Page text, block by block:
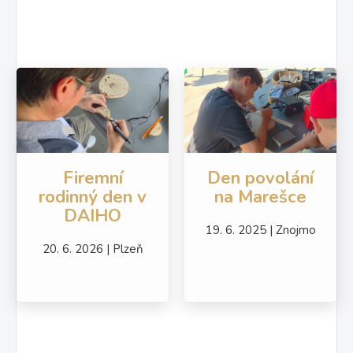
Firemní
rodinný den v
DAIHO
20. 6. 2026 | Plzeň
Den povolání
na Marešce
19. 6. 2025 | Znojmo